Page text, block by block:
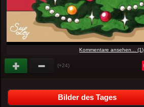
Kommentare ansehen... (1)
(+24)
Bilder des Tages